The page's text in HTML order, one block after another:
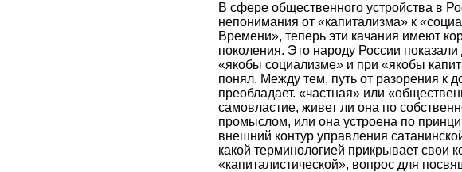
В сфере общественного устройства в
непонимания от «капитализма» к
Времени», теперь эти качания имеют
поколения. Это народу России
«якобы социализме» и при «якобы
понял. Между тем, путь от разорения к
преобладает. «частная» или
самовластие, живет ли она по
промыслом, или она устроена по
внешний контур управления
какой терминологией прикрывает свои
«капиталистической», вопрос для